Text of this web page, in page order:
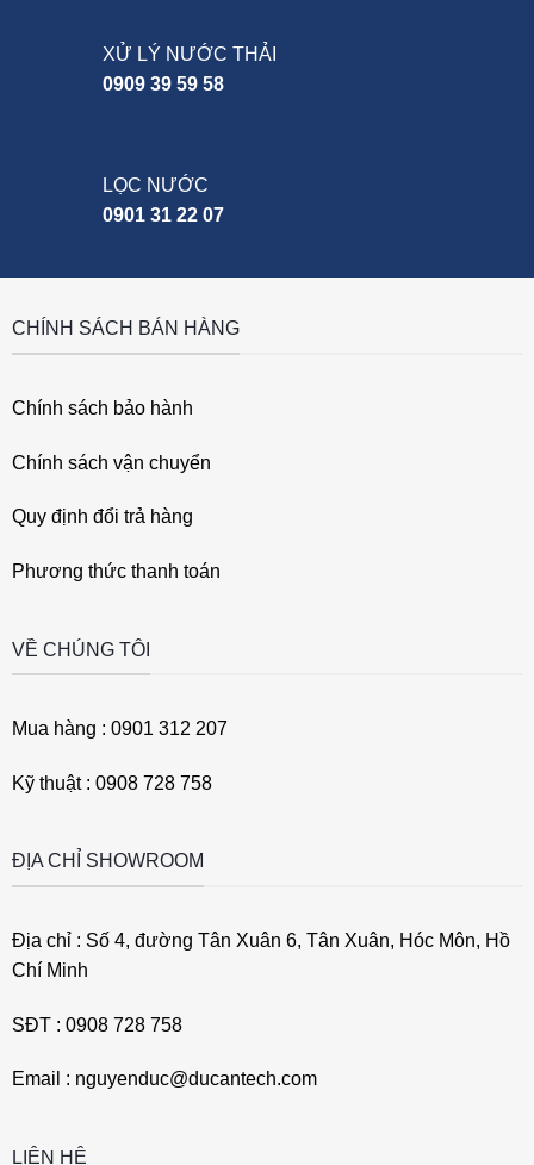
XỬ LÝ NƯỚC THẢI
0909 39 59 58
LỌC NƯỚC
0901 31 22 07
CHÍNH SÁCH BÁN HÀNG
Chính sách bảo hành
Chính sách vận chuyển
Quy định đổi trả hàng
Phương thức thanh toán
VỀ CHÚNG TÔI
Mua hàng : 0901 312 207
Kỹ thuật : 0908 728 758
ĐỊA CHỈ SHOWROOM
Địa chỉ : Số 4, đường Tân Xuân 6, Tân Xuân, Hóc Môn, Hồ
Chí Minh
SĐT : 0908 728 758
Email : nguyenduc@ducantech.com
LIÊN HỆ